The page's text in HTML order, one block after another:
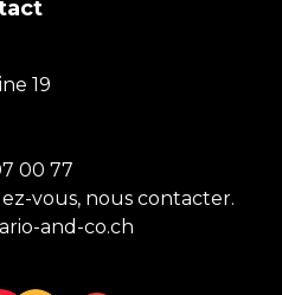
19
00 77
vous, nous contacter.
and-co.ch